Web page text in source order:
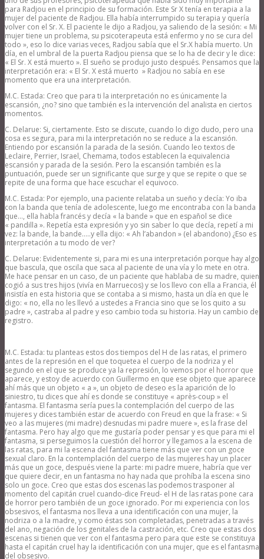
para Radjou en el principio de su formación. Este Sr X tenía en terapia a la
mujer del paciente de Radjou. Ella había interrumpido su terapia y quería
volver con el Sr. X. El paciente le dijo a Radjou, ya saliendo de la sesión: « Mi
mujer tiene un problema, su psicoterapeuta está enfermo y no se cura del
todo », eso lo dice varias veces, Radjou sabía que el Sr.X había muerto. Un
día, en el umbral de la puerta Radjou piensa que se lo ha de decir y le dice:
« El Sr. X está muerto ». El sueño se produjo justo después. Pensamos que la
interpretación era: « El Sr. X está muerto » Radjou no sabía en ese
momento que era una interpretación.
M.C. Estada: Creo que para ti la interpretación no es únicamente la
escansión, ¿no? sino que también es la intervención del analista en ciertos
momentos.
C. Delarue: Si, ciertamente. Esto se discute, cuando lo digo dudo, pero una
cosa es segura, para mi la interpretación no se reduce a la escansión.
Entiendo por escansión la parada de la sesión. Cuando leo textos de
Leclaire, Perrier, Israel, Chemama, todos establecen la equivalencia
escansión y parada de la sesión. Pero la escansión también es la
puntuación, puede ser un significante que surge y que se repite o que se
repite de una forma que hace escuchar el equivoco.
M.C. Estada: Por ejemplo, una paciente relataba un sueño y decía: Yo iba
con la banda que tenía de adolescente, luego me encontraba con la banda
que…, ella habla francés y decía « la bande » que en español se dice
« pandilla ». Repetía esta expresión y yo sin saber lo que decía, repetí a mi
vez: la bande, la bande…..y ella dijo: « Ah l’abandon » (el abandono) ¿Eso es
interpretación a tu modo de ver?
C. Delarue: Evidentemente si, para mi es una interpretación porque hay algo
que bascula, que oscila que saca al paciente de una vía y lo mete en otra.
Me hace pensar en un caso, de un paciente que hablaba de su madre, quien
cogió a sus tres hijos (vivía en Marruecos) y se los llevo con ella a Francia, él
insistía en esta historia que se contaba a si mismo, hasta un día en que le
digo: « no, ella no les llevó a ustedes a Francia sino que se los quito a su
padre », castraba al padre y eso cambio toda su historia. Hay un cambio de
registro.
M.C. Estada: tu planteas estos dos tiempos del H de las ratas, el primero
antes de la represión en el que toquetea el cuerpo de la nodriza y el
segundo en el que se produce ya la represión, lo vemos por el horror que
aparece, y estoy de acuerdo con Guillermo en que ese objeto que aparece
ahí más que un objeto « a », un objeto de deseo es la aparición de lo
siniestro, tu dices que ahí es donde se constituye « après-coup » el
fantasma. El fantasma sería pues la contemplación del cuerpo de las
mujeres y dices también estar de acuerdo con Freud en que la frase: « Si
veo a las mujeres (mi madre) desnudas mi padre muere », es la frase del
fantasma. Pero hay algo que me gustaría poder pensar y es que para mi el
fantasma, si perseguimos la cuestión del horror y llegamos a la escena de
las ratas, para mi la escena del fantasma tiene más que ver con un goce
sexual claro. En la contemplación del cuerpo de las mujeres hay un placer
más que un goce, después viene la parte: mi padre muere, habría que ver
que quiere decir, en un fantasma no hay nada que prohíba la escena sino
solo un goce. Creo que estas dos escenas las podemos trasponer al
momento del capitán cruel cuando-dice Freud- el H de las ratas pone cara
de horror pero también de un goce ignorado. Por mi experiencia con los
obsesivos, el fantasma nos lleva a una identificación con una mujer, la
nodriza o a la madre, y como éstas son completadas, penetradas a través
del ano, negación de los genitales de la castración, etc. Creo que estas dos
escenas si tienen que ver con el fantasma pero para que este se constituya
hasta el capitán cruel hay la identificación con una mujer, que es el fantasma
del obsesivo.